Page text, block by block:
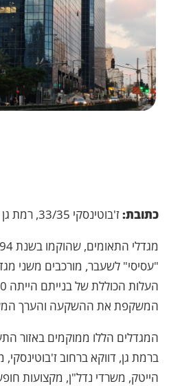
כתובת:ז'בוטינסקי 33/35, רמת גן
המשקפת את ההשקעה והערך
המגדלים הללו ממוקמים באזור
ברמת גן, דווקא ברחוב
הייטק, משרדי נדל"ן, מקצועות